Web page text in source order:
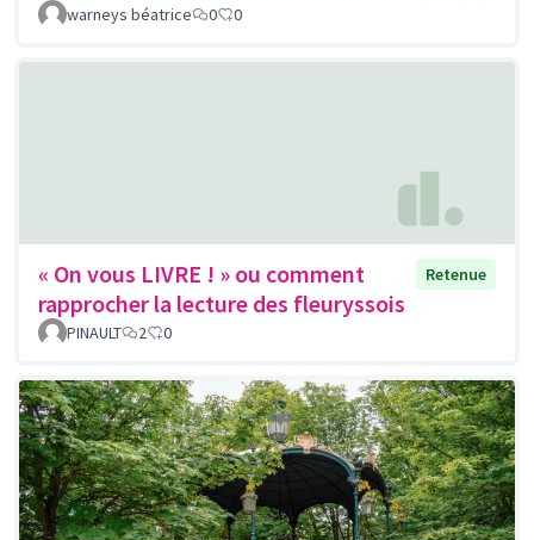
warneys béatrice
0 0
« On vous LIVRE ! » ou comment
rapprocher la lecture des fleuryssois
Retenue
PINAULT 2 0